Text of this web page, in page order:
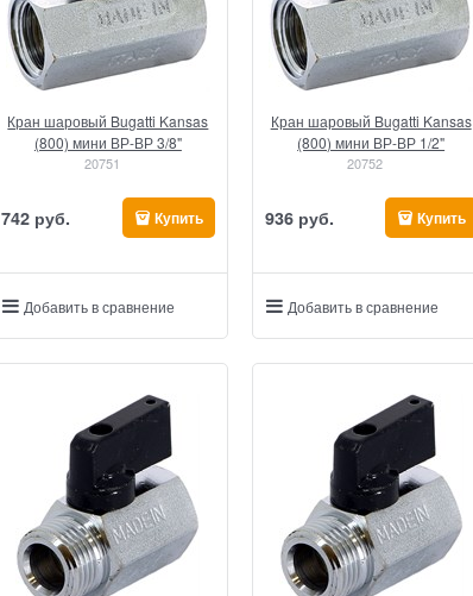
Кран шаровый Bugatti Kansas
(800) мини ВР-ВР 3/8"
20751
742 руб. Купить
Добавить в сравнение
Кран шаровый Bugatti Kansas
(800) мини ВР-ВР 1/2"
20752
936 руб. Купить
Добавить в сравнение